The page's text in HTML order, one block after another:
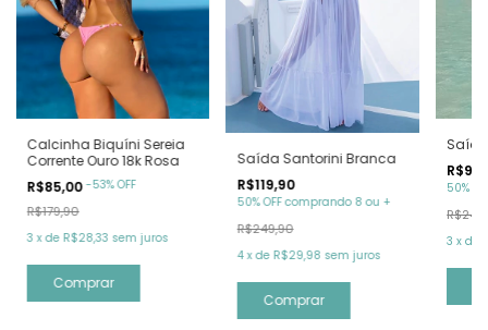
Calcinha Biquíni Sereia
Corrente Ouro 18k Rosa
R$85,00 -53%OFF
R$179,90
3 xde R$28,33 sem juros
Comprar
Saída Santorini Branca
R$119,90
50% OFF comprando 8 ou +
R$249,90
4 xde R$29,98 sem juros
Comprar
50%
3 x de